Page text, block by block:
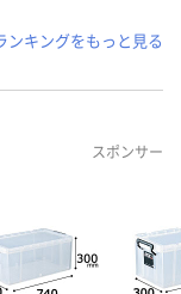
ンキングをもっと見る
スポンサー